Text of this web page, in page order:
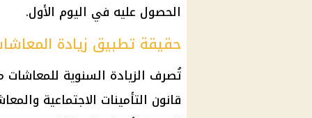
الحصول عليه في اليوم الأول.
حقيقة تطبيق زيادة المعاشات
تُصرف الزيادة السنوية للمعاشات
قانون التأمينات الاجتماعية